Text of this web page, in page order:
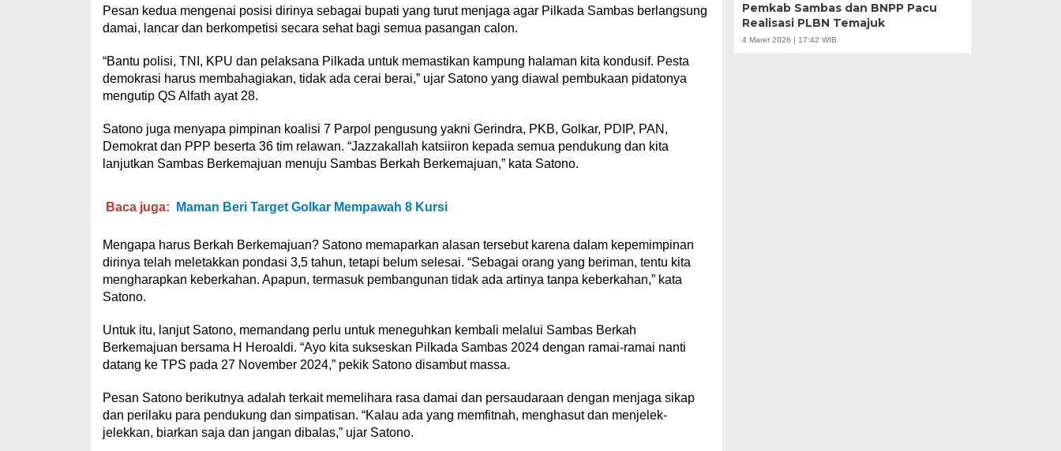
Pesan kedua mengenai posisi dirinya sebagai bupati yang turut menjaga agar Pilkada Sambas berlangsung
damai, lancar dan berkompetisi secara sehat bagi semua pasangan calon.
“Bantu polisi, TNI, KPU dan pelaksana Pilkada untuk memastikan kampung halaman kita kondusif. Pesta
demokrasi harus membahagiakan, tidak ada cerai berai,” ujar Satono yang diawal pembukaan pidatonya
mengutip QS Alfath ayat 28.
Satono juga menyapa pimpinan koalisi 7 Parpol pengusung yakni Gerindra, PKB, Golkar, PDIP, PAN,
Demokrat dan PPP beserta 36 tim relawan. “Jazzakallah katsiiron kepada semua pendukung dan kita
lanjutkan Sambas Berkemajuan menuju Sambas Berkah Berkemajuan,” kata Satono.
Baca juga: Maman Beri Target Golkar Mempawah 8 Kursi
Mengapa harus Berkah Berkemajuan? Satono memaparkan alasan tersebut karena dalam kepemimpinan
dirinya telah meletakkan pondasi 3,5 tahun, tetapi belum selesai. “Sebagai orang yang beriman, tentu kita
mengharapkan keberkahan. Apapun, termasuk pembangunan tidak ada artinya tanpa keberkahan,” kata
Satono.
Untuk itu, lanjut Satono, memandang perlu untuk meneguhkan kembali melalui Sambas Berkah
Berkemajuan bersama H Heroaldi. “Ayo kita sukseskan Pilkada Sambas 2024 dengan ramai-ramai nanti
datang ke TPS pada 27 November 2024,” pekik Satono disambut massa.
Pesan Satono berikutnya adalah terkait memelihara rasa damai dan persaudaraan dengan menjaga sikap
dan perilaku para pendukung dan simpatisan. “Kalau ada yang memfitnah, menghasut dan menjelek-
jelekkan, biarkan saja dan jangan dibalas,” ujar Satono.
Pemkab Sambas dan BNPP Pacu
Realisasi PLBN Temajuk
4 Maret 2026 | 17:42 WIB